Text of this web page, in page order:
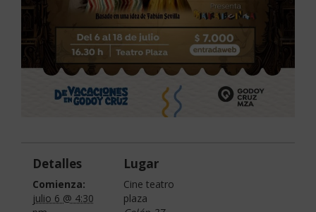
Detalles
Comienza:
julio 6 @ 4:30
Lugar
Cine teatro
plaza